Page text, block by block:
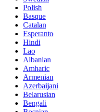
Polish
Basque
Catalan
Esperanto
Hindi
Lao
Albanian
Amharic
Armenian
Azerbaijani
Belarusian
Bengali